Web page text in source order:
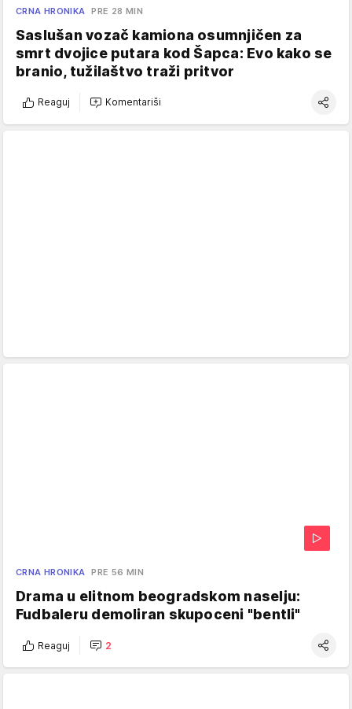
CRNA HRONIKA PRE 28 MIN
Saslušan vozač kamiona osumnjičen za
smrt dvojice putara kod Šapca: Evo kako se
branio, tužilaštvo traži pritvor
Reaguj Komentariši
CRNA HRONIKA PRE 56 MIN
Drama u elitnom beogradskom naselju:
Fudbaleru demoliran skupoceni "bentli"
Reaguj 2